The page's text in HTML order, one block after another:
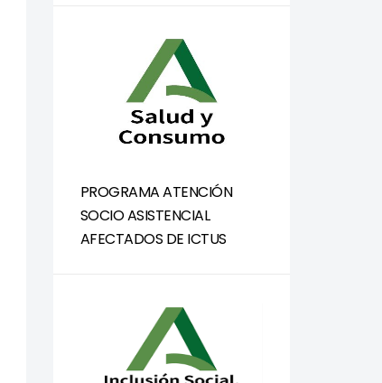
PROGRAMA ATENCIÓN
SOCIO ASISTENCIAL
AFECTADOS DE ICTUS